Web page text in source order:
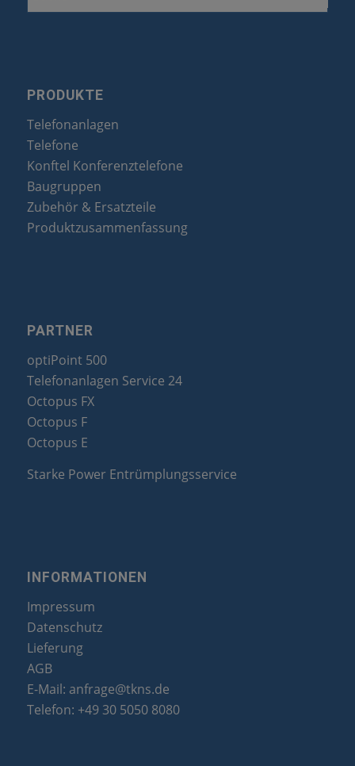
PRODUKTE
Telefonanlagen
Telefone
Konftel Konferenztelefone
Baugruppen
Zubehör & Ersatzteile
Produktzusammenfassung
PARTNER
optiPoint 500
Telefonanlagen Service 24
Octopus FX
Octopus F
Octopus E
Starke Power Entrümplungsservice
INFORMATIONEN
Impressum
Datenschutz
Lieferung
AGB
E-Mail: anfrage@tkns.de
Telefon: +49 30 5050 8080